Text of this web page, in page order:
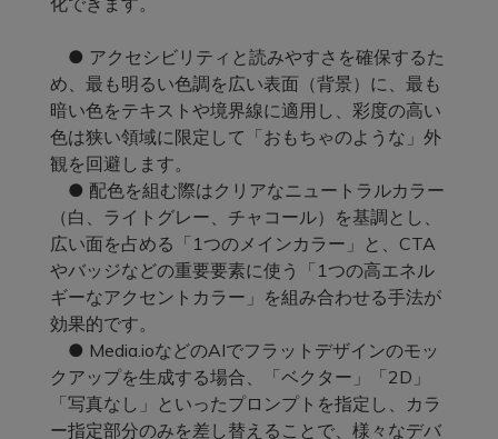
● アクセシビリティと読みやすさを確保するた
め、最も明るい色調を広い表面（背景）に、最も
暗い色をテキストや境界線に適用し、彩度の高い
色は狭い領域に限定して「おもちゃのような」外
観を回避します。
● 配色を組む際はクリアなニュートラルカラー
（白、ライトグレー、チャコール）を基調とし、
広い面を占める「1つのメインカラー」と、CTA
やバッジなどの重要要素に使う「1つの高エネル
ギーなアクセントカラー」を組み合わせる手法が
効果的です。
● Media.ioなどのAIでフラットデザインのモッ
クアップを生成する場合、「ベクター」「2D」
「写真なし」といったプロンプトを指定し、カラ
ー指定部分のみを差し替えることで、様々なデバ